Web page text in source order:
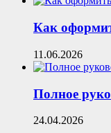
Как
11.06.2026
Полное
24.04.2026